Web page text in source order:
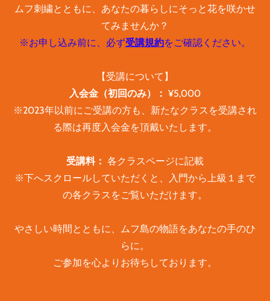
ムフ刺繍とともに、あなたの暮らしにそっと花を咲かせ
てみませんか？
※お申し込み前に、必ず受講規約をご確認ください。
【受講について】
入会金（初回のみ）： ¥5,000
※2023年以前にご受講の方も、新たなクラスを受講され
る際は再度入会金を頂戴いたします。
​受講料： 各クラスページに記載
※下へスクロールしていただくと、入門から上級１まで
の各クラスをご覧いただけます。
やさしい時間とともに、ムフ島の物語をあなたの手のひ
らに。
ご参加を心よりお待ちしております。